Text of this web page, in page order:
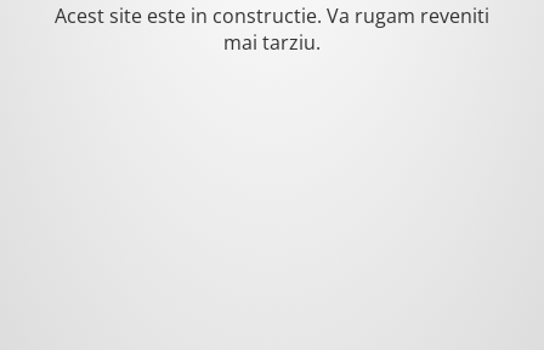
Acest site este in constructie. Va rugam reveniti
mai tarziu.